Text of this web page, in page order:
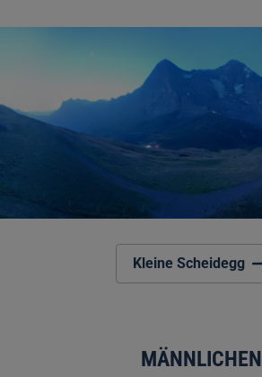
Kleine Scheidegg
MÄNNLICHEN